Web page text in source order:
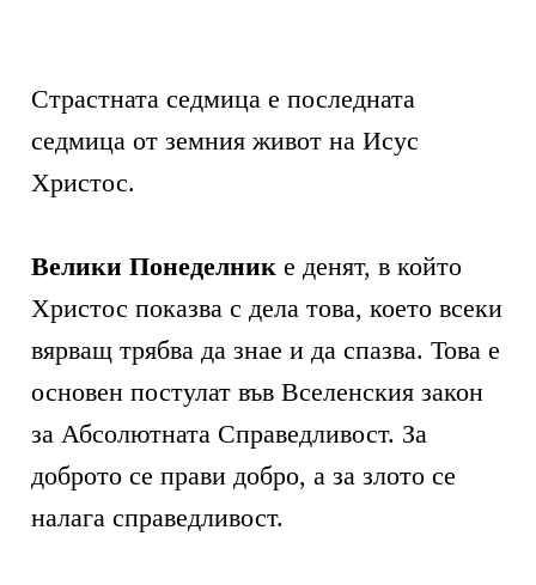
Страстната седмица е последната
седмица от земния живот на Исус
Христос.
Велики Понеделник е денят, в който
Христос показва с дела това, което всеки
вярващ трябва да знае и да спазва. Това е
основен постулат във Вселенския закон
за Абсолютната Справедливост. За
доброто се прави добро, а за злото се
налага справедливост.